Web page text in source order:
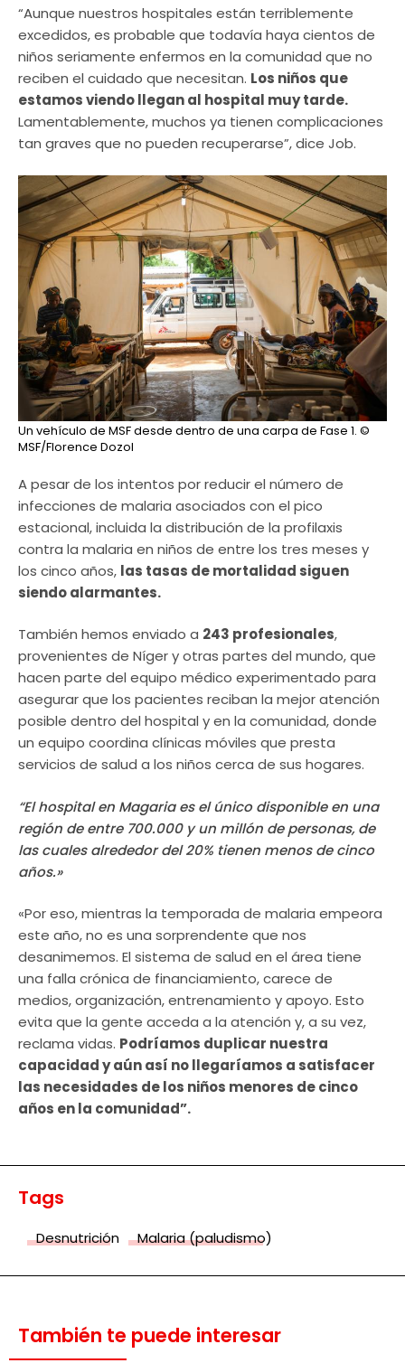
“Aunque nuestros hospitales están terriblemente
excedidos, es probable que todavía haya cientos de
niños seriamente enfermos en la comunidad que no
reciben el cuidado que necesitan. Los niños que
estamos viendo llegan al hospital muy tarde.
Lamentablemente, muchos ya tienen complicaciones
tan graves que no pueden recuperarse”, dice Job.
Un vehículo de MSF desde dentro de una carpa de Fase 1. ©
MSF/Florence Dozol
A pesar de los intentos por reducir el número de
infecciones de malaria asociados con el pico
estacional, incluida la distribución de la profilaxis
contra la malaria en niños de entre los tres meses y
los cinco años, las tasas de mortalidad siguen
siendo alarmantes.
También hemos enviado a 243 profesionales,
provenientes de Níger y otras partes del mundo, que
hacen parte del equipo médico experimentado para
asegurar que los pacientes reciban la mejor atención
posible dentro del hospital y en la comunidad, donde
un equipo coordina clínicas móviles que presta
servicios de salud a los niños cerca de sus hogares.
“El hospital en Magaria es el único disponible en una
región de entre 700.000 y un millón de personas, de
las cuales alrededor del 20% tienen menos de cinco
años.»
«Por eso, mientras la temporada de malaria empeora
este año, no es una sorprendente que nos
desanimemos. El sistema de salud en el área tiene
una falla crónica de financiamiento, carece de
medios, organización, entrenamiento y apoyo. Esto
evita que la gente acceda a la atención y, a su vez,
reclama vidas. Podríamos duplicar nuestra
capacidad y aún así no llegaríamos a satisfacer
las necesidades de los niños menores de cinco
años en la comunidad”.
Tags
Desnutrición Malaria (paludismo)
También te puede interesar